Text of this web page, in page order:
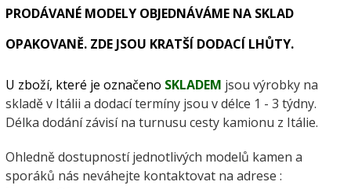
PRODÁVANÉ MODELY OBJEDNÁVÁME NA SKLAD
OPAKOVANĚ. ZDE JSOU KRATŠÍ DODACÍ LHŮTY.
U zboží, které je označeno SKLADEM jsou výrobky na
skladě v Itálii a dodací termíny jsou v délce 1 - 3 týdny.
Délka dodání závisí na turnusu cesty kamionu z Itálie.
Ohledně dostupností jednotlivých modelů kamen a
sporáků nás neváhejte kontaktovat na adrese :